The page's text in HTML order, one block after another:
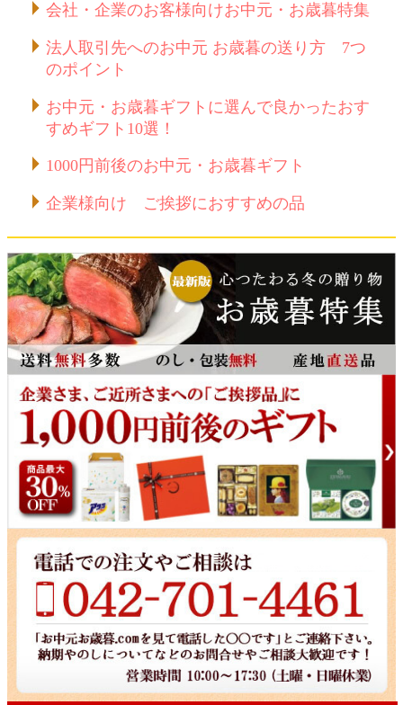
会社・企業のお客様向けお中元・お歳暮特集
法人取引先へのお中元 お歳暮の送り方 7つ
のポイント
お中元・お歳暮ギフトに選んで良かったおす
すめギフト10選！
1000円前後のお中元・お歳暮ギフト
企業様向け ご挨拶におすすめの品